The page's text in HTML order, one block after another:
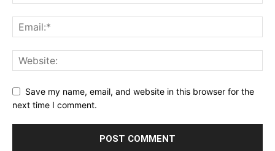
Save my name, email, and website in this browser for the
next time I comment.